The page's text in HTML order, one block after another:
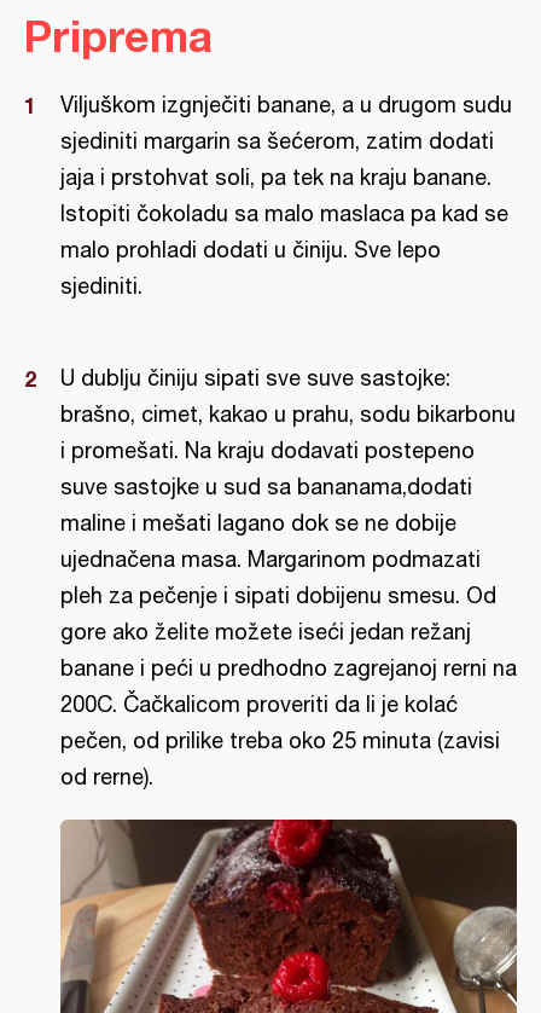
Priprema
Viljuškom izgnječiti banane, a u drugom sudu
sjediniti margarin sa šećerom, zatim dodati
jaja i prstohvat soli, pa tek na kraju banane.
Istopiti čokoladu sa malo maslaca pa kad se
malo prohladi dodati u činiju. Sve lepo
sjediniti.
U dublju činiju sipati sve suve sastojke:
brašno, cimet, kakao u prahu, sodu bikarbonu
i promešati. Na kraju dodavati postepeno
suve sastojke u sud sa bananama,dodati
maline i mešati lagano dok se ne dobije
ujednačena masa. Margarinom podmazati
pleh za pečenje i sipati dobijenu smesu. Od
gore ako želite možete iseći jedan režanj
banane i peći u predhodno zagrejanoj rerni na
200C. Čačkalicom proveriti da li je kolać
pečen, od prilike treba oko 25 minuta (zavisi
od rerne).